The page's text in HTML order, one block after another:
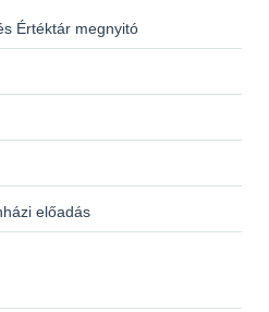
Értéktár megnyitó
előadás